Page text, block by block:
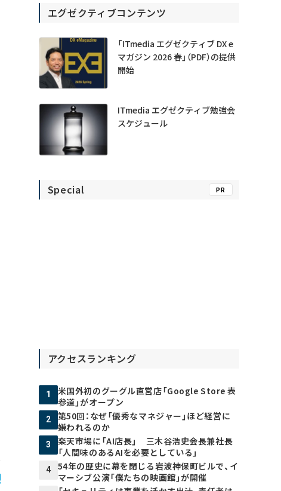
エグゼクティブコンテンツ
「ITmedia エグゼクティブ DX e
マガジン 2026 春」（PDF）の提供
開始
ITmedia エグゼクティブ勉強会
スケジュール
Special PR
アクセスランキング
1
米国外初のグーグル直営店「Google Store 表
参道」がオープン
2
第50回：なぜ「優秀なマネジャー」ほど経営に
嫌われるのか
3
楽天市場に「AI店長」 三木谷浩史会長兼社長
「人間味のあるAIを必要としている」
4
54年の歴史に幕を閉じる岩波神保町ビルで、イ
マーシブ公演「僕たちの映画館」が開催